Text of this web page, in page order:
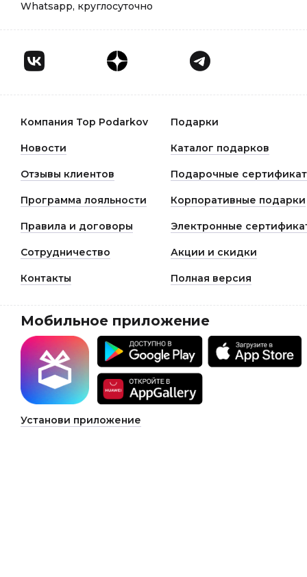
Whatsapp, круглосуточно
Компания Top Podarkov Подарки
Новости Каталог подарков
Отзывы клиентов Подарочные
Программа лояльности Корпоративные подарки
Правила и договоры Электронные
Сотрудничество Акции и скидки
Контакты Полная версия
Мобильное приложение
Установи приложение